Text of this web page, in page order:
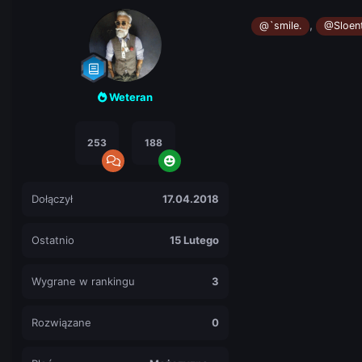
Weteran
253 188
Dołączył 17.04.2018
Ostatnio 15 Lutego
Wygrane w rankingu 3
Rozwiązane 0
@`smile. ,